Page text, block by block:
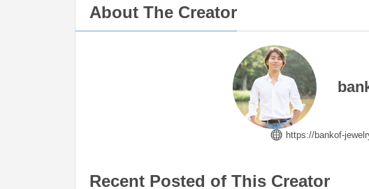
About The Creator
https://bankof-
Recent Posted of This Creator